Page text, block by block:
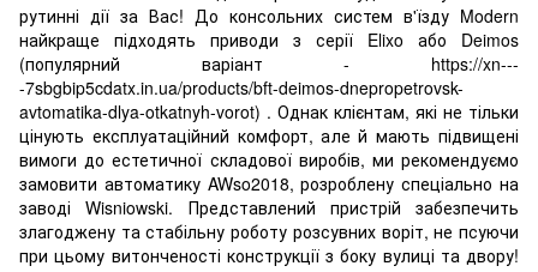
рутинні дії за Вас! До консольних систем в'їзду Modern
найкраще підходять приводи з серії Elixo або Deimos
(популярний варіант - https://xn---
-7sbgbip5cdatx.in.ua/products/bft-deimos-dnepropetrovsk-
avtomatika-dlya-otkatnyh-vorot) . Однак клієнтам, які не тільки
цінують експлуатаційний комфорт, але й мають підвищені
вимоги до естетичної складової виробів, ми рекомендуємо
замовити автоматику AWso2018, розроблену спеціально на
заводі Wisniowski. Представлений пристрій забезпечить
злагоджену та стабільну роботу розсувних воріт, не псуючи
при цьому витонченості конструкції з боку вулиці та двору!